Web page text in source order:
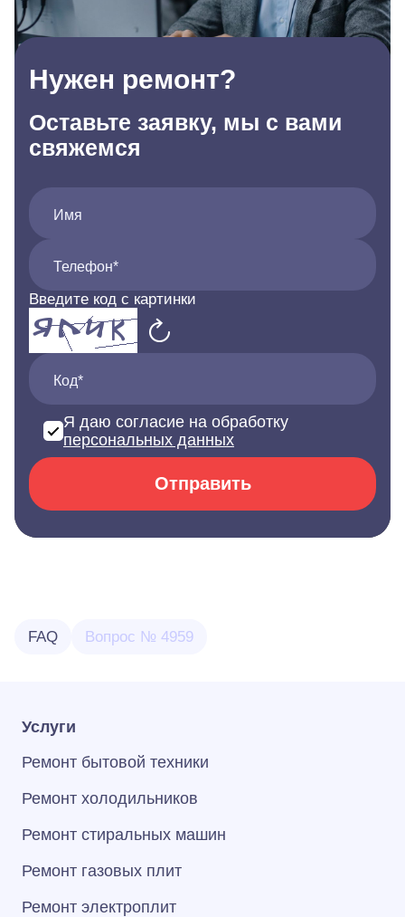
Нужен ремонт?
Оставьте заявку, мы с вами
свяжемся
Имя
Телефон*
Введите код с картинки
Код*
Я даю согласие на обработку
персональных данных
Отправить
FAQ Вопрос № 4959
Услуги
Ремонт бытовой техники
Ремонт холодильников
Ремонт стиральных машин
Ремонт газовых плит
Ремонт электроплит